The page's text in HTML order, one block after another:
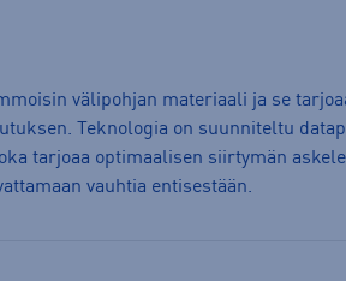
välipohjan materiaali ja se
Teknologia on suunniteltu
tarjoaa optimaalisen siirtymän
vauhtia entisestään.